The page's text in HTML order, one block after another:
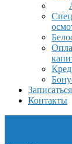
Контакты